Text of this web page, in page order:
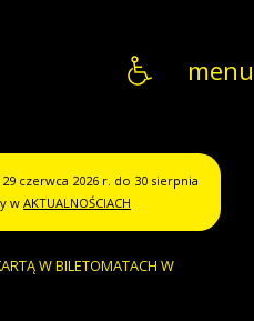
menu
czerwca 2026 r. do 30 sierpnia
w AKTUALNOŚCIACH
W BILETOMATACH W